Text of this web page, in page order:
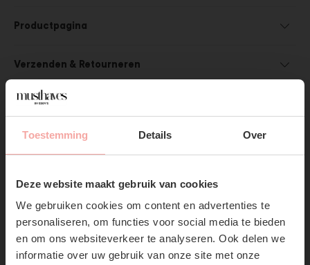
Toestemming Details Over
Deze website maakt gebruik van cookies
We gebruiken cookies om content en advertenties te
personaliseren, om functies voor social media te bieden
en om ons websiteverkeer te analyseren. Ook delen we
informatie over uw gebruik van onze site met onze
SUBSCRIBE NOW & GET
10% OFF YOUR FIRST
ORDER!
Don't miss out on our trendy new drops or exclusive
Productpagina
Verzenden & Retourneren
SHOP THE LOOK